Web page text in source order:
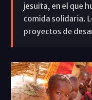
jesuita, en el que
comida solidaria.
proyectos de